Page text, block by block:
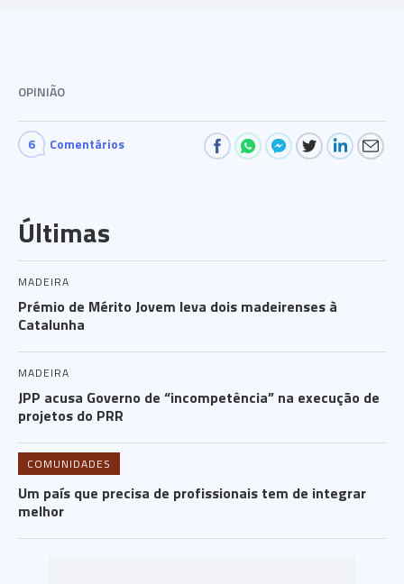
OPINIÃO
6 Comentários
Últimas
MADEIRA
Prémio de Mérito Jovem leva dois madeirenses à
Catalunha
MADEIRA
JPP acusa Governo de “incompetência” na execução de
projetos do PRR
COMUNIDADES
Um país que precisa de profissionais tem de integrar
melhor